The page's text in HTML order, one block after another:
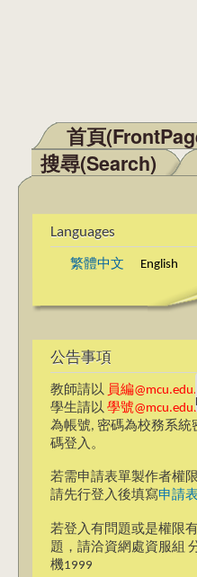
Main menu
首頁
搜尋(Search)
Languages
繁體中文 English
公告事項
教師請以 員編
學生請以 學號
為帳號, 密碼為校務系統
碼登入。
若需申請表單製作者權限
請先行登入後填寫申請
若登入有問題或是權限
題，請洽資網處資服組
機1999